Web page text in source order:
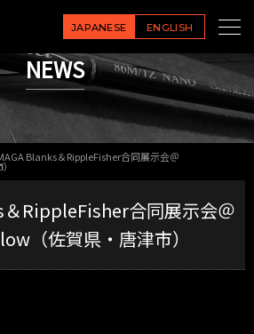
JAPANESE ENGLISH
NEWS
Blanks＆RippleFisher合同展示会＠
＆RippleFisher合同展示会＠
（佐賀県・唐津市）